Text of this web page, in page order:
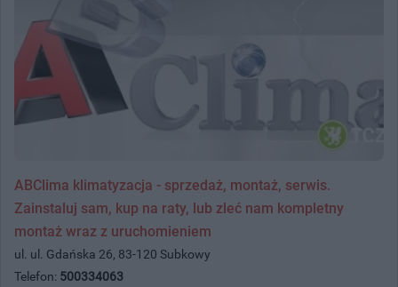
ABClima klimatyzacja - sprzedaż, montaż, serwis.
Zainstaluj sam, kup na raty, lub zleć nam kompletny
montaż wraz z uruchomieniem
ul. ul. Gdańska 26, 83-120 Subkowy
Telefon: 500334063